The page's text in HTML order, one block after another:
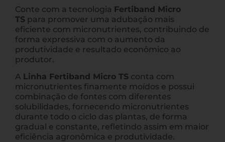
Conte com a tecnologia Fertiband Micro
TS para promover uma adubação mais
eficiente com micronutrientes, contribuindo de
forma expressiva com o aumento da
produtividade e resultado econômico ao
produtor.
A Linha Fertiband Micro TS conta com
micronutrientes finamente moídos e possui
combinação de fontes com diferentes
solubilidades, fornecendo micronutrientes
durante todo o ciclo das plantas, de forma
gradual e constante, refletindo assim em maior
eficiência agronômica e produtividade.